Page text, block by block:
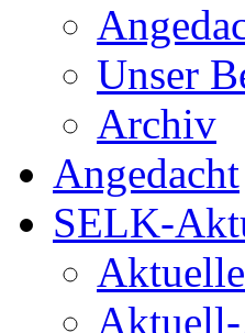
Unser
Archiv
Angedacht
SELK-